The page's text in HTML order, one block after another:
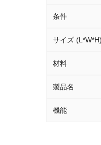
条件
サイズ
材料
製品名
機能